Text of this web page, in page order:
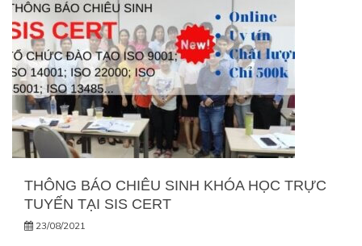
THÔNG BÁO CHIÊU SINH KHÓA HỌC TRỰC
TUYẾN TẠI SIS CERT
23/08/2021